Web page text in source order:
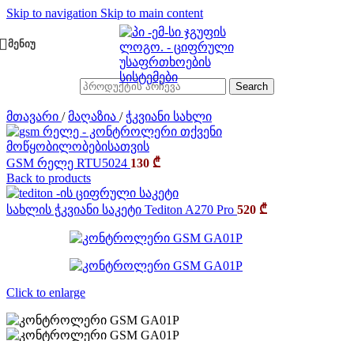
Skip to navigation Skip to main content
ᲛᲔᲜᲘᲣ
Search
მთავარი / მაღაზია / ჭკვიანი სახლი
GSM რელე RTU5024 130 ₾
Back to products
სახლის ჭკვიანი საკეტი Tediton A270 Pro 520 ₾
Click to enlarge